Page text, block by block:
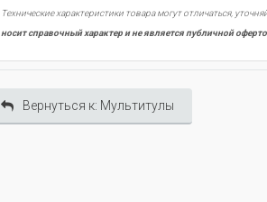
Технические характеристики товара могут отличаться,
носит справочный характер и не является публичной
Вернуться к: Мультитулы